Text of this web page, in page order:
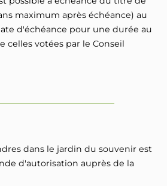
maximum après échéance) au
d'échéance pour une durée au
celles votées par le Conseil
dans le jardin du souvenir est
d'autorisation auprès de la